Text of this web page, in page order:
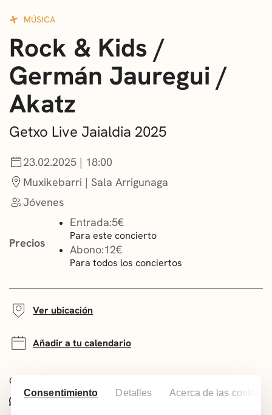
Consentimiento Detalles Acerca de las cookies
CONVOCATORIAS
NOTICIAS
GETXO KULTURA
ASOCIACIONES CULTURALES
MÚSICA
Rock & Kids /
Germán Jauregui /
Akatz
Getxo Live Jaialdia 2025
23.02.2025 | 18:00
Muxikebarri | Sala Arrigunaga
Jóvenes
Precios
Entrada:5€
Para este concierto
Abono:12€
Para todos los conciertos
Ver ubicación
Añadir a tu calendario
Comparte este evento:
Whatsapp
Facebook X